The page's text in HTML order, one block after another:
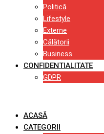
Politică
Lifestyle
Externe
Călătorii
Business
CONFIDENTIALITATE
GDPR
ACASĂ
CATEGORII